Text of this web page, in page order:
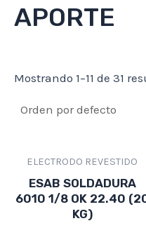
APORTE
Mostrando 1–11 de 31
ELECTRODO REVESTIDO
ESAB SOLDADURA
6010 1/8 OK 22.40
KG)